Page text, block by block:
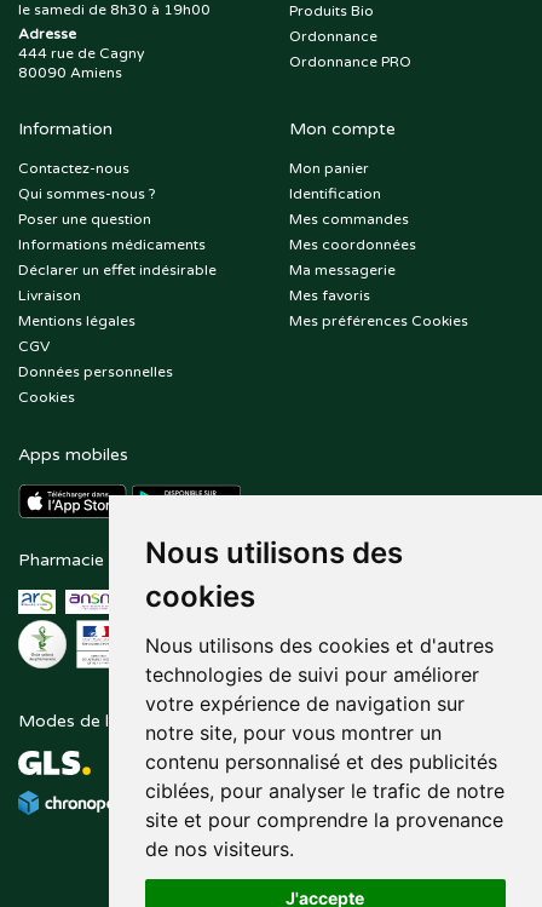
Nous utilisons des
cookies
Nous utilisons des cookies et d'autres
technologies de suivi pour améliorer
votre expérience de navigation sur
notre site, pour vous montrer un
contenu personnalisé et des publicités
ciblées, pour analyser le trafic de notre
site et pour comprendre la provenance
de nos visiteurs.
J'accepte
le samedi de 8h30 à 19h00
Adresse
444 rue de Cagny
80090 Amiens
Produits Bio
Ordonnance
Ordonnance PRO
Information
Contactez-nous
Qui sommes-nous ?
Poser une question
Informations médicaments
Déclarer un effet indésirable
Livraison
Mentions légales
CGV
Données personnelles
Cookies
Mon compte
Mon panier
Identification
Mes commandes
Mes coordonnées
Ma messagerie
Mes favoris
Mes préférences Cookies
Apps mobiles
Pharmacie en ligne agréée Paiement sécurisé
Modes de livraison Suivez-nous sur